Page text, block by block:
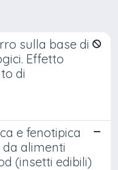
sulla base di
Effetto
di
e fenotipica
alimenti
(insetti edibili)